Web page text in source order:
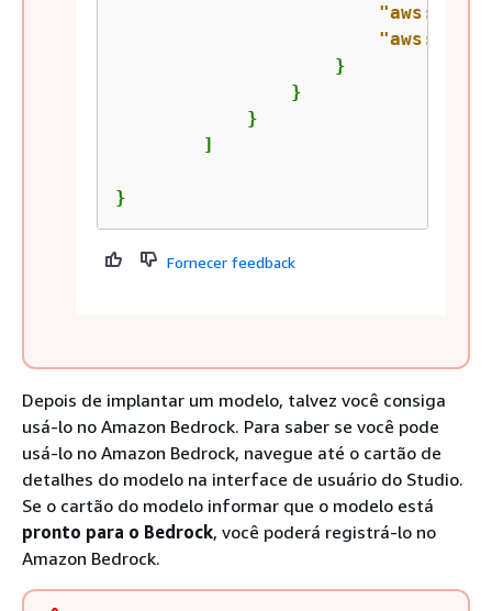
                    }
                }
            }
        ]
}
Fornecer feedback
Depois de implantar um modelo, talvez você consiga
usá-lo no Amazon Bedrock. Para saber se você pode
usá-lo no Amazon Bedrock, navegue até o cartão de
detalhes do modelo na interface de usuário do Studio.
Se o cartão do modelo informar que o modelo está
pronto para o Bedrock, você poderá registrá-lo no
Amazon Bedrock.